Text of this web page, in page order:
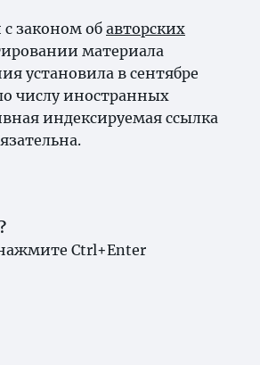
с законом об авторских
материала
установила в сентябре
числу иностранных
индексируемая ссылка
Ctrl+Enter